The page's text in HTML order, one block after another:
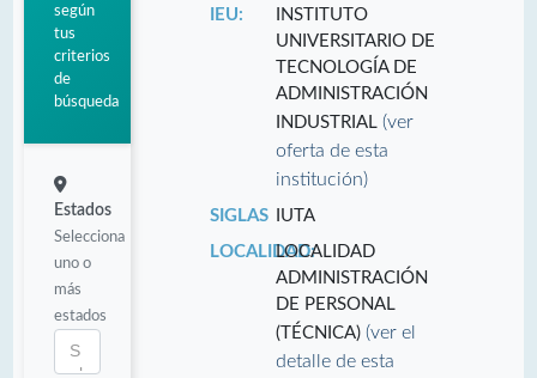
según
tus
criterios
de
búsqueda
Estados
Selecciona
uno o
más
estados
IEU:
INSTITUTO
UNIVERSITARIO DE
TECNOLOGÍA DE
ADMINISTRACIÓN
INDUSTRIAL(ver
oferta de esta
institución)
SIGLAS
IUTA
LOCALIDAD:LOCALIDAD
ADMINISTRACIÓN
DE PERSONAL
(TÉCNICA)(ver el
detalle de esta